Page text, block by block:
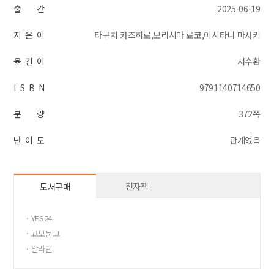
출 간 2025-06-19
지 은 이 타구치 카즈히로,모리시마 료코,이시타니 마사키
옮 긴 이 서수환
I S B N 9791140714650
분 량 372쪽
난 이 도 관계없음
도서구매 전자책
· YES24
· 교보문고
· 알라딘